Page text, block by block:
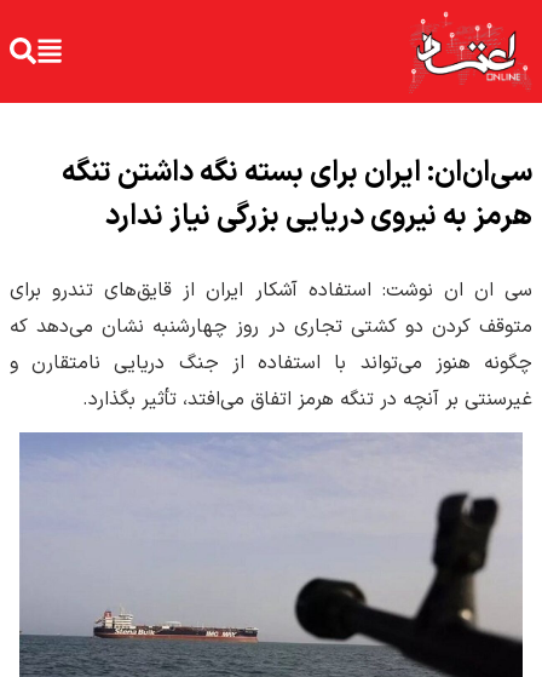
سی‌ان‌ان: ایران برای بسته نگه داشتن تنگه
هرمز به نیروی دریایی بزرگی نیاز ندارد
سی ان ان نوشت: استفاده آشکار ایران از قایق‌های تندرو برای
متوقف کردن دو کشتی تجاری در روز چهارشنبه نشان می‌دهد که
چگونه هنوز می‌تواند با استفاده از جنگ دریایی نامتقارن و
غیرسنتی بر آنچه در تنگه هرمز اتفاق می‌افتد، تأثیر بگذارد.